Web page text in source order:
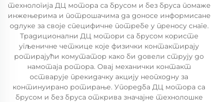
технологија ДЦ мотора са брусом и без бруса помаже
инжењерима и потрошачима да доносе информисане
одлуке за своје специфичне потребе у преносу снаге.
Традиционални ДЦ мотори са брусом користе
угљеничне четкице које физички контактирају
ротирајући комутатор како би довели струју до
намотаја ротора. Овај механички контакт
остварује прекидачку акцију неопходну за
континуирано ротирање. Упоредба ДЦ мотора са
брусом и без бруса открива значајне технолошке